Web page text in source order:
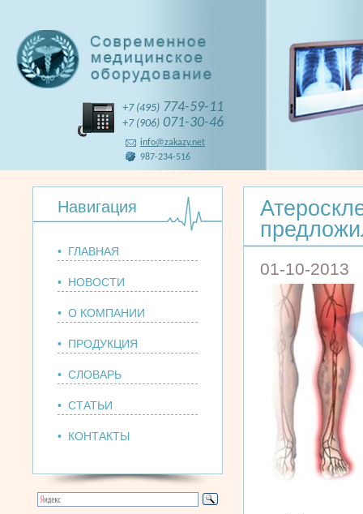
+7 (495) 774-59-11
+7 (906) 071-30-46
info@zakazy.net
987-234-516
Навигация
• ГЛАВНАЯ
• НОВОСТИ
• О КОМПАНИИ
• ПРОДУКЦИЯ
• СЛОВАРЬ
• СТАТЬИ
• КОНТАКТЫ
01-10-2013